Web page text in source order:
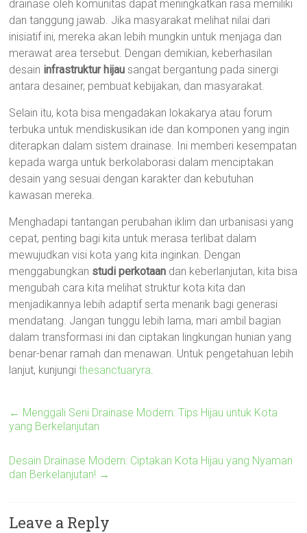
drainase oleh komunitas dapat meningkatkan rasa memiliki
dan tanggung jawab. Jika masyarakat melihat nilai dari
inisiatif ini, mereka akan lebih mungkin untuk menjaga dan
merawat area tersebut. Dengan demikian, keberhasilan
desain infrastruktur hijau sangat bergantung pada sinergi
antara desainer, pembuat kebijakan, dan masyarakat.
Selain itu, kota bisa mengadakan lokakarya atau forum
terbuka untuk mendiskusikan ide dan komponen yang ingin
diterapkan dalam sistem drainase. Ini memberi kesempatan
kepada warga untuk berkolaborasi dalam menciptakan
desain yang sesuai dengan karakter dan kebutuhan
kawasan mereka.
Menghadapi tantangan perubahan iklim dan urbanisasi yang
cepat, penting bagi kita untuk merasa terlibat dalam
mewujudkan visi kota yang kita inginkan. Dengan
menggabungkan studi perkotaan dan keberlanjutan, kita bisa
mengubah cara kita melihat struktur kota kita dan
menjadikannya lebih adaptif serta menarik bagi generasi
mendatang. Jangan tunggu lebih lama, mari ambil bagian
dalam transformasi ini dan ciptakan lingkungan hunian yang
benar-benar ramah dan menawan. Untuk pengetahuan lebih
lanjut, kunjungithesanctuaryra.
← Menggali Seni Drainase Modern: Tips Hijau untuk Kota
yang Berkelanjutan
Desain Drainase Modern: Ciptakan Kota Hijau yang Nyaman
dan Berkelanjutan! →
Leave a Reply